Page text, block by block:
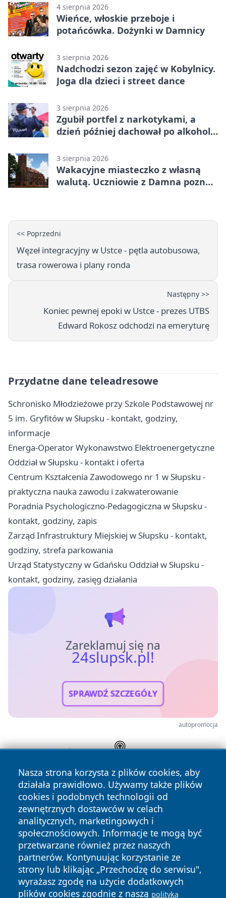
4 sierpnia 2026
Wieńce, włoskie przeboje i
potańcówka. Dożynki w Damnicy
3 sierpnia 2026
Nadchodzi sezon zajęć w Kobylnicy.
Joga dla dzieci i street dance
3 sierpnia 2026
Zgubił portfel z narkotykami, a
dzień później dachował po alkoholu
3 sierpnia 2026
Wakacyjne miasteczko z własną
walutą. Uczniowie z Damna poznali
<< Poprzedni
Węzeł integracyjny w Ustce - pętla autobusowa,
trasa rowerowa i plany ronda
Następny >>
Koniec pewnej epoki w Ustce - prezes UTBS
Edward Rokosz odchodzi na emeryturę
Przydatne dane teleadresowe
Schronisko Młodzieżowe przy Szkole Podstawowej nr
5 im. Gryfitów w Słupsku - kontakt, godziny,
informacje
Energa-Operator Wykonawstwo Elektroenergetyczne
Oddział w Słupsku - kontakt i oferta
Centrum Kształcenia Zawodowego nr 1 w Słupsku -
praktyczna nauka zawodu i zakwaterowanie
Poradnia Psychologiczno-Pedagogiczna w Słupsku -
kontakt, godziny, zapis
Zarząd Infrastruktury Miejskiej w Słupsku - kontakt,
godziny, strefa parkowania
Urząd Statystyczny w Gdańsku Oddział w Słupsku -
kontakt, godziny, zasięg działania
Zareklamuj się na
24slupsk.pl!
SPRAWDŹ SZCZEGÓŁY
autopromocja
Nasza strona korzysta z plików cookies, aby
działała prawidłowo. Używamy także plików
cookies i podobnych technologii od
zewnętrznych dostawców w celach
analitycznych, marketingowych i
społecznościowych. Informacje te mogą być
przetwarzane również przez naszych
partnerów. Kontynuując korzystanie ze
strony lub klikając „Przechodzę do serwisu",
wyrażasz zgodę na użycie dodatkowych
plików cookies zgodnie z naszą polityką
Copyright © 2026 24slupsk.pl Wszystkie prawa zastrzeżone.
News Autorzy
Polityka
Prywatności
Polityka
Cookies